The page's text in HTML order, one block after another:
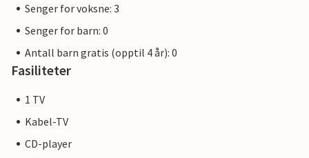
Senger for voksne: 3
Senger for barn: 0
Antall barn gratis (opptil 4 år): 0
Fasiliteter
1 TV
Kabel-TV
CD-player